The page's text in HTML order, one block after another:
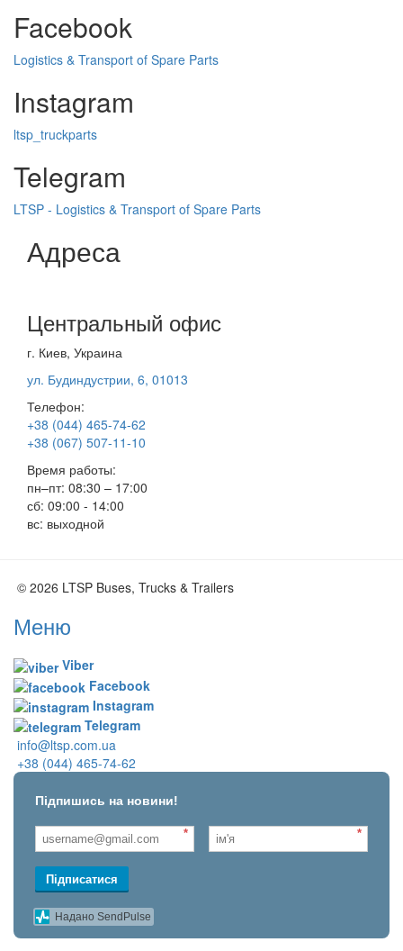
Facebook
Logistics & Transport of Spare Parts
Instagram
ltsp_truckparts
Telegram
LTSP - Logistics & Transport of Spare Parts
Адреса
Центральный офис
г. Киев, Украина
ул. Будиндустрии, 6, 01013
Телефон:
+38 (044) 465-74-62
+38 (067) 507-11-10
Время работы:
пн–пт: 08:30 – 17:00
сб: 09:00 - 14:00
вс: выходной
© 2026 LTSP Buses, Trucks & Trailers
Меню
Viber
Facebook
Instagram
Telegram
info@ltsp.com.ua
+38 (044) 465-74-62
Підпишись на новини!
* *
Підписатися
Надано SendPulse